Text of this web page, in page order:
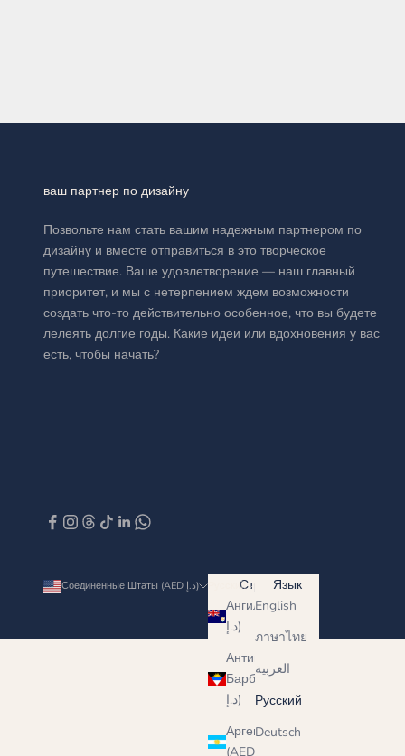
ваш партнер по дизайну
Позвольте нам стать вашим надежным партнером по
дизайну и вместе отправиться в это творческое
путешествие. Ваше удовлетворение — наш главный
приоритет, и мы с нетерпением ждем возможности
создать что-то действительно особенное, что вы будете
лелеять долгие годы. Какие идеи или вдохновения у вас
есть, чтобы начать?
Соединенные Штаты (AED د.إ)
Страна
Ангилья (AED
د.إ)
Антигуа и
Барбуда (AED
د.إ)
Аргентина
Русский
Язык
English
ภาษาไทย
العربية
Русский
Deutsch